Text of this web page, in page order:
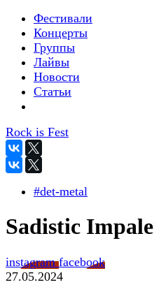
Фестивали
Концерты
Группы
Лайвы
Новости
Статьи
Rock is Fest
#det-metal
Sadistic
instagramfacebook
27.05.2024